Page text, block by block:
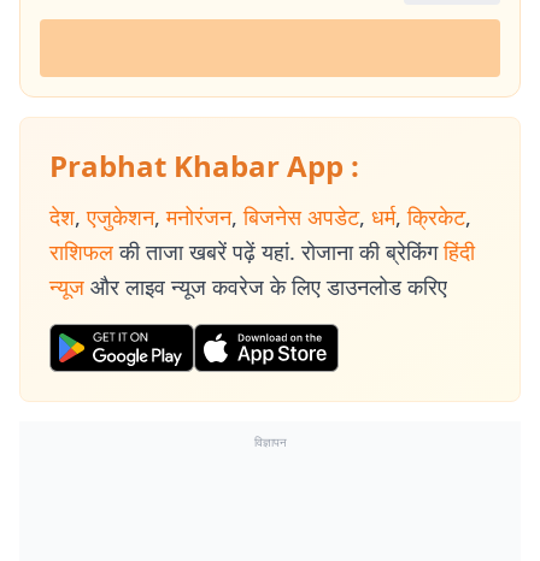
Prabhat Khabar App :
देश, एजुकेशन, मनोरंजन, बिजनेस अपडेट, धर्म, क्रिकेट,
राशिफल की ताजा खबरें पढ़ें यहां. रोजाना की ब्रेकिंग हिंदी
न्यूज और लाइव न्यूज कवरेज के लिए डाउनलोड करिए
विज्ञापन